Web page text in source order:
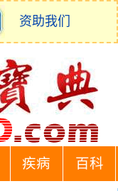
资助我们
疾病 百科